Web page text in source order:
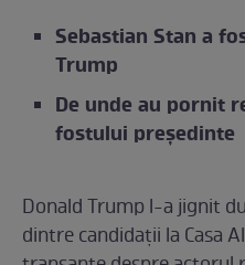
Sebastian Stan a
Trump
De unde au pornit
fostului președinte
Donald Trump l-a jignit
dintre candidații la Casa